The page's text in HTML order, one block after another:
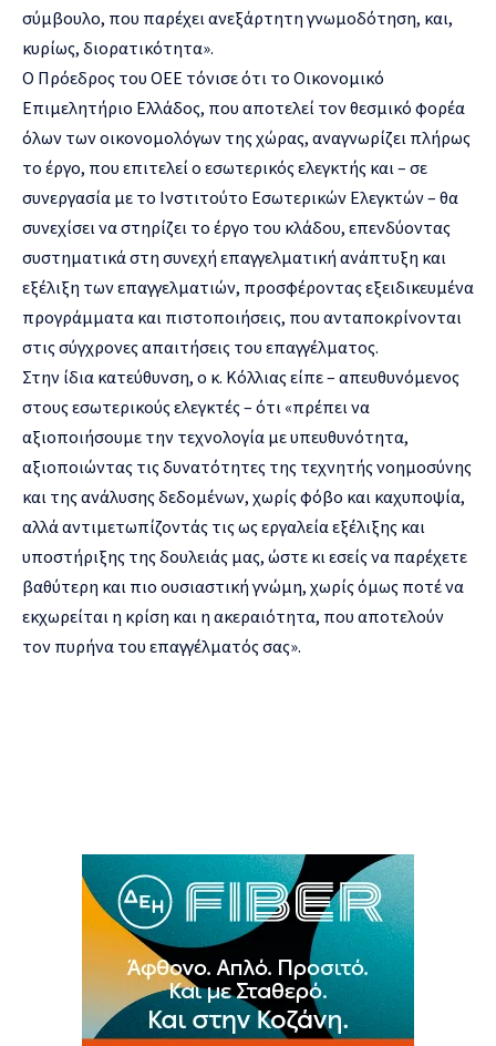
σύμβουλο, που παρέχει ανεξάρτητη γνωμοδότηση, και,
κυρίως, διορατικότητα».
Ο Πρόεδρος του ΟΕΕ τόνισε ότι το Οικονομικό
Επιμελητήριο Ελλάδος, που αποτελεί τον θεσμικό φορέα
όλων των οικονομολόγων της χώρας, αναγνωρίζει πλήρως
το έργο, που επιτελεί ο εσωτερικός ελεγκτής και – σε
συνεργασία με το Ινστιτούτο Εσωτερικών Ελεγκτών – θα
συνεχίσει να στηρίζει το έργο του κλάδου, επενδύοντας
συστηματικά στη συνεχή επαγγελματική ανάπτυξη και
εξέλιξη των επαγγελματιών, προσφέροντας εξειδικευμένα
προγράμματα και πιστοποιήσεις, που ανταποκρίνονται
στις σύγχρονες απαιτήσεις του επαγγέλματος.
Στην ίδια κατεύθυνση, ο κ. Κόλλιας είπε – απευθυνόμενος
στους εσωτερικούς ελεγκτές – ότι «πρέπει να
αξιοποιήσουμε την τεχνολογία με υπευθυνότητα,
αξιοποιώντας τις δυνατότητες της τεχνητής νοημοσύνης
και της ανάλυσης δεδομένων, χωρίς φόβο και καχυποψία,
αλλά αντιμετωπίζοντάς τις ως εργαλεία εξέλιξης και
υποστήριξης της δουλειάς μας, ώστε κι εσείς να παρέχετε
βαθύτερη και πιο ουσιαστική γνώμη, χωρίς όμως ποτέ να
εκχωρείται η κρίση και η ακεραιότητα, που αποτελούν
τον πυρήνα του επαγγέλματός σας».